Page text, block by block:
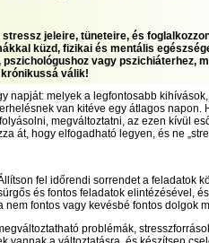
stressz jeleire, tüneteire, és
küzd, fizikai és mentális
pszichológushoz vagy pszichiáterhez,
válik!
napját: melyek a legfontosabb
van kitéve egy átlagos napon.
megváltoztatni, az ezen kívül
át, hogy elfogadható legyen, és ne
fel időrendi sorrendet a feladatok
és fontos feladatok elintézésével,
nem fontos vagy kevésbé fontos dolgok
problémák,